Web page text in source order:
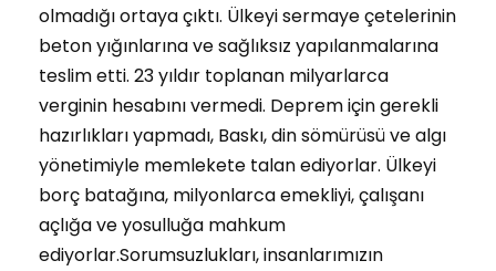
olmadığı ortaya çıktı. Ülkeyi sermaye çetelerinin
beton yığınlarına ve sağlıksız yapılanmalarına
teslim etti. 23 yıldır toplanan milyarlarca
verginin hesabını vermedi. Deprem için gerekli
hazırlıkları yapmadı, Baskı, din sömürüsü ve algı
yönetimiyle memlekete talan ediyorlar. Ülkeyi
borç batağına, milyonlarca emekliyi, çalışanı
açlığa ve yosulluğa mahkum
ediyorlar.Sorumsuzlukları, insanlarımızın